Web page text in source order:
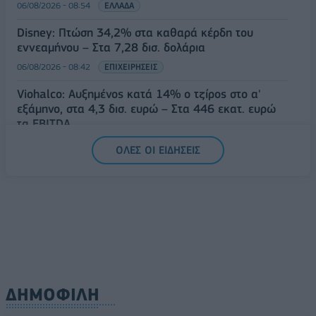
06/08/2026 - 08:54 ΕΛΛΑΔΑ
Disney: Πτώση 34,2% στα καθαρά κέρδη του
εννεαμήνου – Στα 7,28 δισ. δολάρια
06/08/2026 - 08:42 ΕΠΙΧΕΙΡΗΣΕΙΣ
Viohalco: Αυξημένος κατά 14% ο τζίρος στο α'
εξάμηνο, στα 4,3 δισ. ευρώ – Στα 446 εκατ. ευρώ
τα EBITDA
ΟΛΕΣ ΟΙ ΕΙΔΗΣΕΙΣ
ΔΗΜΟΦΙΛΗ